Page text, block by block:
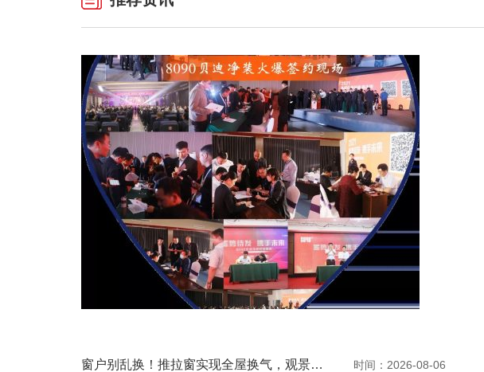
窗户别乱换！推拉窗实现全屋换气，观景通风两不误 时间：2026-08-06